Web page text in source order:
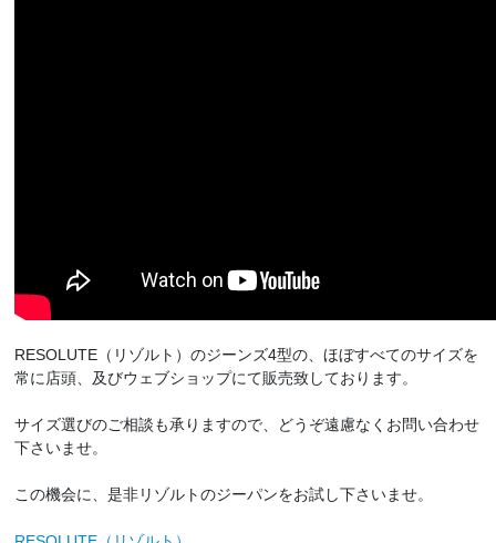
RESOLUTE（リゾルト）のジーンズ4型の、ほぼすべてのサイズを
常に店頭、及びウェブショップにて販売致しております。
サイズ選びのご相談も承りますので、どうぞ遠慮なくお問い合わせ
下さいませ。
この機会に、是非リゾルトのジーパンをお試し下さいませ。